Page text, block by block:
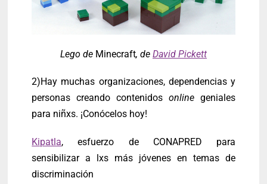
Lego de Minecraft, de David Pickett
2)Hay muchas organizaciones, dependencias y
personas creando contenidos onlinegeniales
para niñxs. ¡Conócelos hoy!
Kipatla, esfuerzo de CONAPRED para
sensibilizar a lxs más jóvenes en temas de
discriminación